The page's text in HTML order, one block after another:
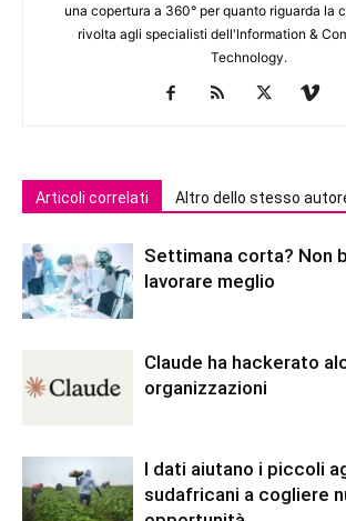
una copertura a 360° per quanto riguarda la
rivolta agli specialisti dell'lnformation &
Technology.
Articoli correlati Altro dello stesso
Settimana corta? Non
lavorare meglio
Claude ha hackerato
organizzazioni
I dati aiutano i piccoli
sudafricani a cogliere